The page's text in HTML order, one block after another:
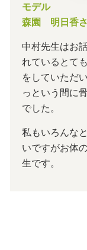
モデル
森園 明日香
中村先生はお
れているとて
をしていただ
っという間に
でした。
私もいろんな
いですがお体
生です。